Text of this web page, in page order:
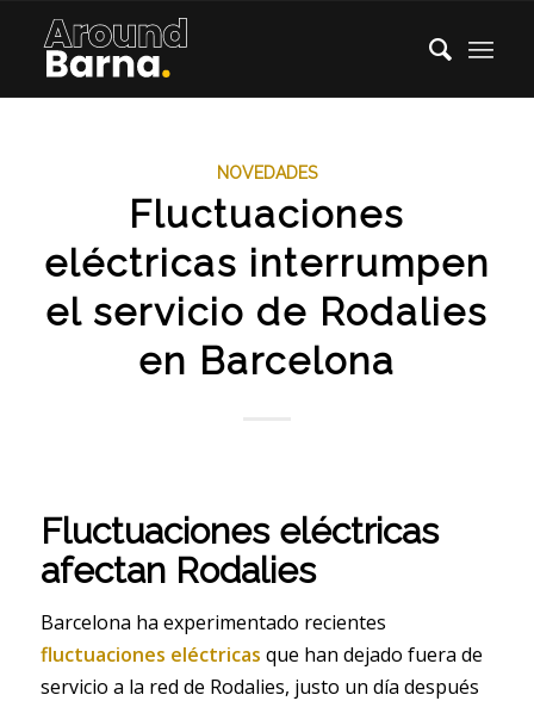
NOVEDADES
Fluctuaciones
eléctricas interrumpen
el servicio de Rodalies
en Barcelona
Fluctuaciones eléctricas
afectan Rodalies
Barcelona ha experimentado recientes
fluctuaciones eléctricas que han dejado fuera de
servicio a la red de Rodalies, justo un día después